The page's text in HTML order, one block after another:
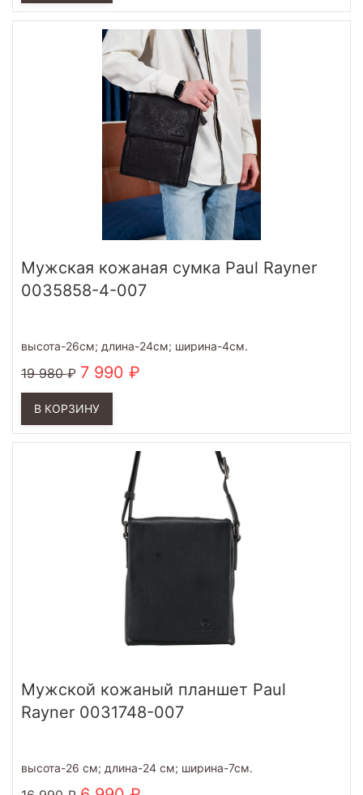
Мужская кожаная сумка Paul Rayner
0035858-4-007
высота-26см; длина-24см; ширина-4см.
19 980 7 990
В КОРЗИНУ
Мужской кожаный планшет Paul
Rayner 0031748-007
высота-26 см; длина-24 см; ширина-7см.